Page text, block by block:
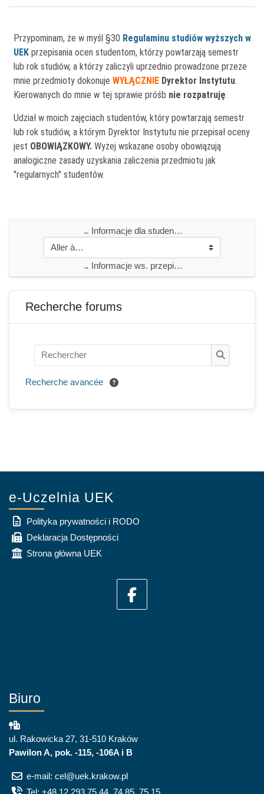
Przypominam, że w myśl §30 Regulaminu studiów wyższych w
UEKprzepisania ocen studentom, którzy powtarzają semestr
lub rok studiów, a którzy zaliczyli uprzednio prowadzone przeze
mnie przedmioty dokonuje WYŁĄCZNIEDyrektor Instytutu.
Kierowanych do mnie w tej sprawie próśb nie rozpatruję.
Udział w moich zajęciach studentów, który powtarzają semestr
lub rok studiów, a którym Dyrektor Instytutu nie przepisał oceny
jest OBOWIĄZKOWY. Wyżej wskazane osoby obowiązują
analogiczne zasady uzyskania zaliczenia przedmiotu jak
"regularnych" studentów.
← Informacje dla studentów z ISE lub ITZ | Info for students with individual mode of classes or individual degree programme
→ Informacje ws. przepisywania ocen z innych kierunków | Information on assessment transfer from other degree programs
Blocs
Recherche forums
Rechercher
Recherche avancée
e-Uczelnia UEK
Polityka prywatności i RODO
Deklaracja Dostępności
Strona główna UEK
Biuro
ul. Rakowicka 27, 31-510 Kraków
Pawilon A, pok. -115, -106A i B
e-mail: cel@uek.krakow.pl